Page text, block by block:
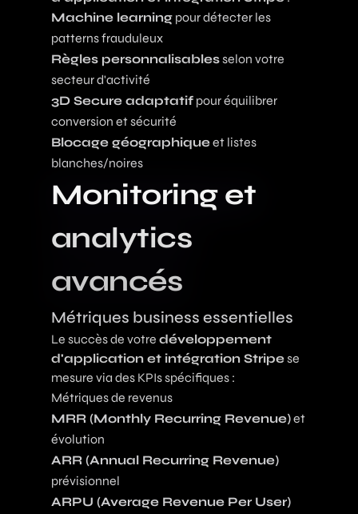
Machine learning pour détecter les
patterns frauduleux
Règles personnalisablesselon votre
secteur d'activité
3D Secure adaptatif pour équilibrer
conversion et sécurité
Blocage géographiqueet listes
blanches/noires
Monitoring et
analytics
avancés
Métriques business essentielles
Le succès de votre développement
d'application et intégration Stripese
mesure via des KPIs spécifiques :
Métriques de revenus
MRR (Monthly Recurring Revenue)et
évolution
ARR (Annual Recurring Revenue)
prévisionnel
ARPU (Average Revenue Per User)